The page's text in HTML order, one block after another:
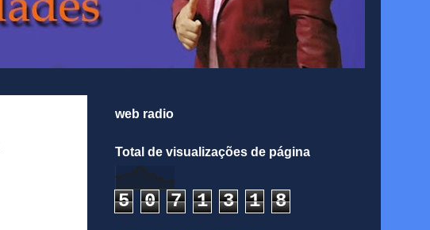
web radio
Total de visualizações de página
5 0 7 1 3 1 8